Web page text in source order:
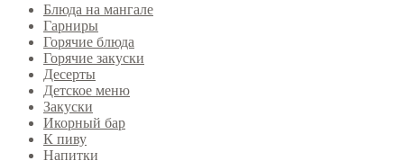
Блюда на мангале
Гарниры
Горячие блюда
Горячие закуски
Десерты
Детское меню
Закуски
Икорный бар
К пиву
Напитки